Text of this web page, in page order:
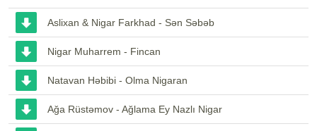
Aslixan & Nigar Farkhad - Sən Səbəb
Nigar Muharrem - Fincan
Natavan Həbibi - Olma Nigaran
Ağa Rüstəmov - Ağlama Ey Nazlı Nigar